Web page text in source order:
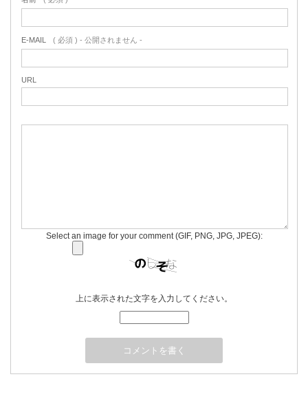
E-MAIL ( 必須 ) - 公開されません -
URL
Select an image for your comment (GIF, PNG, JPG, JPEG):
上に表示された文字を入力してください。